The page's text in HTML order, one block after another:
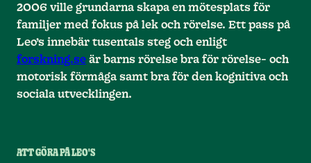
2006 ville grundarna skapa en mötesplats för
familjer med fokus på lek och rörelse. Ett pass på
Leo’s innebär tusentals steg och enligt
forskning.se är barns rörelse bra för rörelse- och
motorisk förmåga samt bra för den kognitiva och
sociala utvecklingen.
ATT GÖRA PÅ LEO'S